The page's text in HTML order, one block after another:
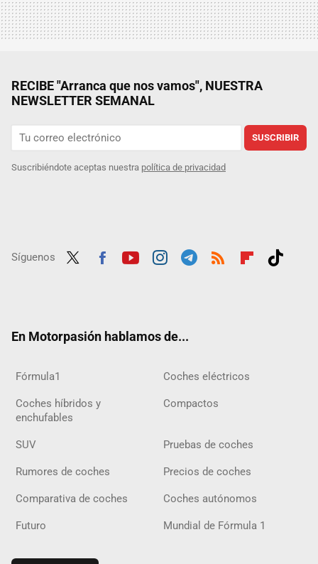
RECIBE "Arranca que nos vamos", NUESTRA
NEWSLETTER SEMANAL
SUSCRIBIR
Suscribiéndote aceptas nuestra política de privacidad
Síguenos
En Motorpasión hablamos de...
Fórmula1 Coches eléctricos
Coches híbridos y
enchufables
Compactos
SUV Pruebas de coches
Rumores de coches Precios de coches
Comparativa de coches Coches autónomos
Futuro Mundial de Fórmula 1